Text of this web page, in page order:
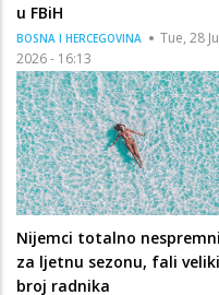
u FBiH
BOSNA I HERCEGOVINA
Tue, 28
2026 - 16:13
Nijemci totalno nespremni
za ljetnu sezonu, fali veliki
broj radnika